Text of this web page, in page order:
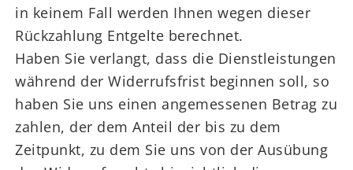
in keinem Fall werden Ihnen wegen dieser
Rückzahlung Entgelte berechnet.
Haben Sie verlangt, dass die Dienstleistungen
während der Widerrufsfrist beginnen soll, so
haben Sie uns einen angemessenen Betrag zu
zahlen, der dem Anteil der bis zu dem
Zeitpunkt, zu dem Sie uns von der Ausübung